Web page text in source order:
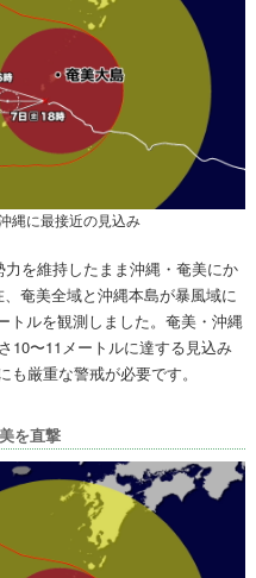
縄に最接近の見込み
を維持したまま沖縄・奄美にか
奄美全域と沖縄本島が暴風域に
トルを観測しました。奄美・沖縄
10〜11メートルに達する見込み
厳重な警戒が必要です。
美を直撃